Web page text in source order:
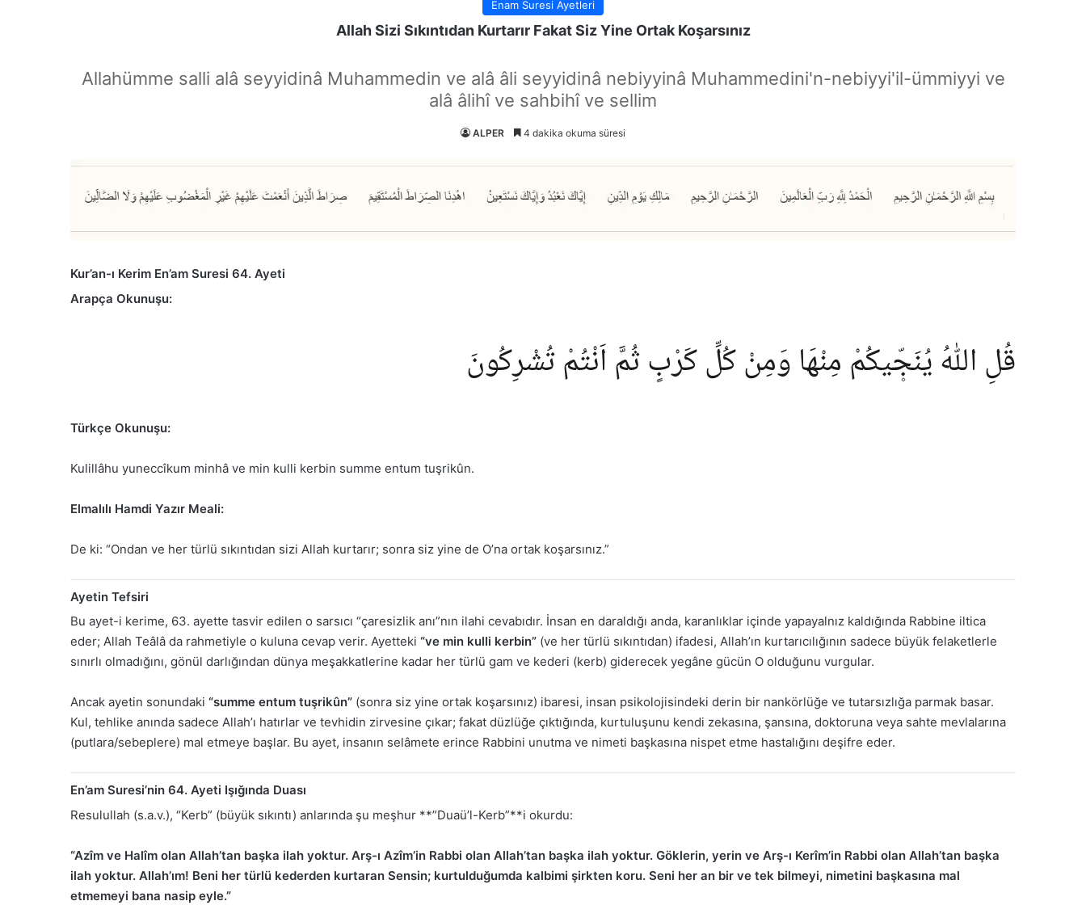
Enam Suresi Ayetleri
Allah Sizi Sıkıntıdan Kurtarır Fakat Siz Yine Ortak Koşarsınız
Allahümme salli alâ seyyidinâ Muhammedin ve alâ âli seyyidinâ nebiyyinâ Muhammedini'n-nebiyyi'il-ümmiyyi ve
alâ âlihî ve sahbihî ve sellim
ALPER 4 dakika okuma süresi
Kur’an-ı Kerim En’am Suresi 64. Ayeti
Arapça Okunuşu:
قُلِ اللّٰهُ يُنَجّ۪يكُمْ مِنْهَا وَمِنْ كُلِّ كَرْبٍ ثُمَّ اَنْتُمْ تُشْرِكُونَ
Türkçe Okunuşu:
Kulillâhu yuneccîkum minhâ ve min kulli kerbin summe entum tuşrikûn.
Elmalılı Hamdi Yazır Meali:
De ki: “Ondan ve her türlü sıkıntıdan sizi Allah kurtarır; sonra siz yine de O’na ortak koşarsınız.”
Ayetin Tefsiri
Bu ayet-i kerime, 63. ayette tasvir edilen o sarsıcı “çaresizlik anı”nın ilahi cevabıdır. İnsan en daraldığı anda, karanlıklar içinde yapayalnız kaldığında Rabbine iltica
eder; Allah Teâlâ da rahmetiyle o kuluna cevap verir. Ayetteki “ve min kulli kerbin” (ve her türlü sıkıntıdan) ifadesi, Allah’ın kurtarıcılığının sadece büyük felaketlerle
sınırlı olmadığını, gönül darlığından dünya meşakkatlerine kadar her türlü gam ve kederi (kerb) giderecek yegâne gücün O olduğunu vurgular.
Ancak ayetin sonundaki “summe entum tuşrikûn” (sonra siz yine ortak koşarsınız) ibaresi, insan psikolojisindeki derin bir nankörlüğe ve tutarsızlığa parmak basar.
Kul, tehlike anında sadece Allah’ı hatırlar ve tevhidin zirvesine çıkar; fakat düzlüğe çıktığında, kurtuluşunu kendi zekasına, şansına, doktoruna veya sahte mevlalarına
(putlara/sebeplere) mal etmeye başlar. Bu ayet, insanın selâmete erince Rabbini unutma ve nimeti başkasına nispet etme hastalığını deşifre eder.
En’am Suresi’nin 64. Ayeti Işığında Duası
Resulullah (s.a.v.), “Kerb” (büyük sıkıntı) anlarında şu meşhur **”Duaü’l-Kerb”**i okurdu:
“Azîm ve Halîm olan Allah’tan başka ilah yoktur. Arş-ı Azîm’in Rabbi olan Allah’tan başka ilah yoktur. Göklerin, yerin ve Arş-ı Kerîm’in Rabbi olan Allah’tan başka
ilah yoktur. Allah’ım! Beni her türlü kederden kurtaran Sensin; kurtulduğumda kalbimi şirkten koru. Seni her an bir ve tek bilmeyi, nimetini başkasına mal
etmemeyi bana nasip eyle.”